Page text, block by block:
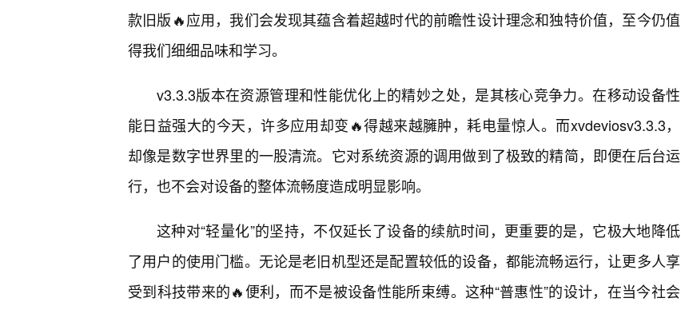
款旧版🔥应用，我们会发现其蕴含着超越时代的前瞻性设计理念和独特价值，至今仍值
得我们细细品味和学习。
v3.3.3版本在资源管理和性能优化上的精妙之处，是其核心竞争力。在移动设备性
能日益强大的今天，许多应用却变🔥得越来越臃肿，耗电量惊人。而xvdeviosv3.3.3，
却像是数字世界里的一股清流。它对系统资源的调用做到了极致的精简，即便在后台运
行，也不会对设备的整体流畅度造成明显影响。
这种对“轻量化”的坚持，不仅延长了设备的续航时间，更重要的是，它极大地降低
了用户的使用门槛。无论是老旧机型还是配置较低的设备，都能流畅运行，让更多人享
受到科技带来的🔥便利，而不是被设备性能所束缚。这种“普惠性”的设计，在当今社会